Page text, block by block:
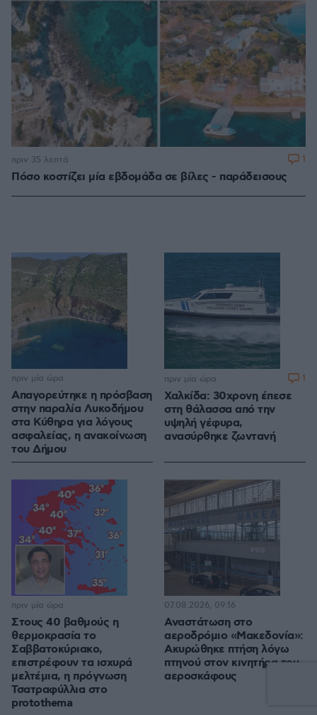
Πόσο κοστίζει μία εβδομάδα σε βίλες - παράδεισους
πριν 35 λεπτά 1
Απαγορεύτηκε η πρόσβαση
στην παραλία Λυκοδήμου
στα Κύθηρα για λόγους
ασφαλείας, η ανακοίνωση
του Δήμου
πριν μία ώρα
Χαλκίδα: 30χρονη έπεσε
στη θάλασσα από την
υψηλή γέφυρα,
ανασύρθηκε ζωντανή
πριν μία ώρα 1
Στους 40 βαθμούς η
θερμοκρασία το
Σαββατοκύριακο,
επιστρέφουν τα ισχυρά
μελτέμια, η πρόγνωση
Τσατραφύλλια στο
protothema
πριν μία ώρα
Αναστάτωση στο
αεροδρόμιο «Μακεδονία»:
Ακυρώθηκε πτήση λόγω
πτηνού στον κινητήρα του
αεροσκάφους
07.08.2026, 09:16